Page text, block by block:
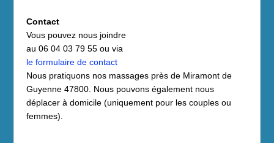
Contact
Vous pouvez nous joindre
au 06 04 03 79 55 ou via
le formulaire de contact
Nous pratiquons nos massages près de Miramont de
Guyenne 47800. Nous pouvons également nous
déplacer à domicile (uniquement pour les couples ou
femmes).